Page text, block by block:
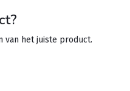
van het juiste product.